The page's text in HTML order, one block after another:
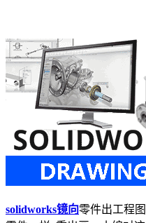
solidworks镜向零件出工程